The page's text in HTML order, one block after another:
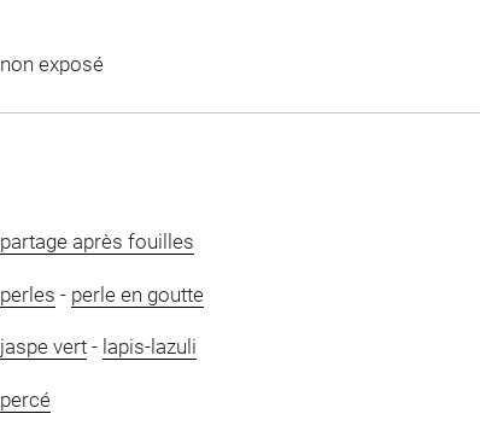
non exposé
partage après fouilles
perles - perle en goutte
jaspe vert- lapis-lazuli
percé